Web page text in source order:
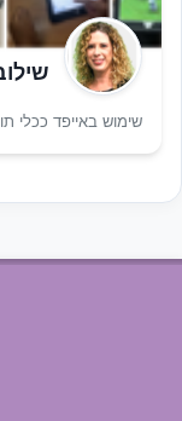
שימוש באייפד ככלי